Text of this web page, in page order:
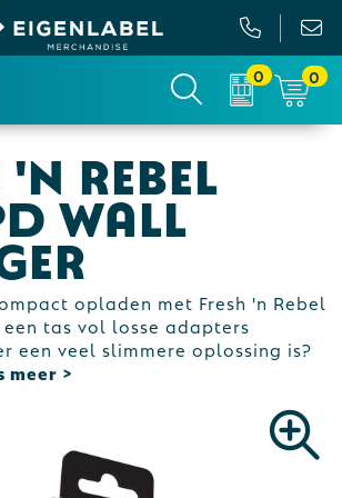
en mondkapjes
Teamwear
en USB
picknickkleed
sokken
bidons
paraplu
hesjes
onderzetters
riemen
0 0
Rebel
Wall
opladen met Fresh 'n Rebel
tas vol losse adapters
een veel slimmere oplossing is?